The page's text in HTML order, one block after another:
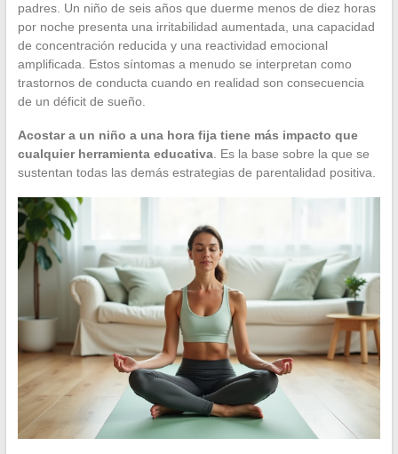
padres. Un niño de seis años que duerme menos de diez horas
por noche presenta una irritabilidad aumentada, una capacidad
de concentración reducida y una reactividad emocional
amplificada. Estos síntomas a menudo se interpretan como
trastornos de conducta cuando en realidad son consecuencia
de un déficit de sueño.
Acostar a un niño a una hora fija tiene más impacto que
cualquier herramienta educativa. Es la base sobre la que se
sustentan todas las demás estrategias de parentalidad positiva.